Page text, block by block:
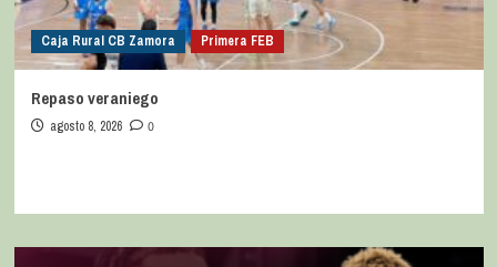
Caja Rural CB Zamora Primera FEB
Repaso veraniego
agosto 8, 2026 0